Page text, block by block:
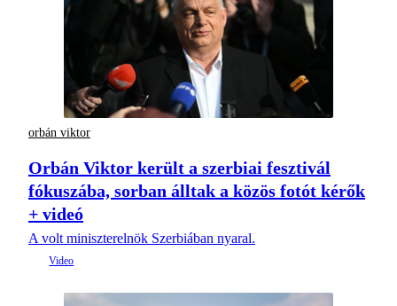
orbán viktor
Orbán Viktor került a szerbiai fesztivál
fókuszába, sorban álltak a közös fotót kérők
+ videó
A volt miniszterelnök Szerbiában nyaral.